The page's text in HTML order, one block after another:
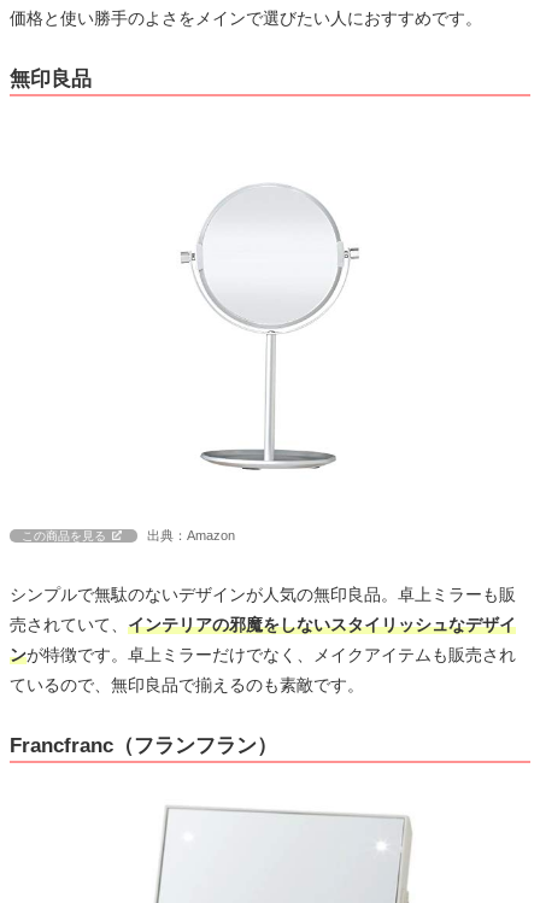
価格と使い勝手のよさをメインで選びたい人におすすめです。
無印良品
この商品を見る 出典：Amazon
シンプルで無駄のないデザインが人気の無印良品。卓上ミラーも販
売されていて、 インテリアの邪魔をしないスタイリッシュなデザイ
ンが特徴です。卓上ミラーだけでなく、メイクアイテムも販売され
ているので、無印良品で揃えるのも素敵です。
Francfranc（フランフラン）